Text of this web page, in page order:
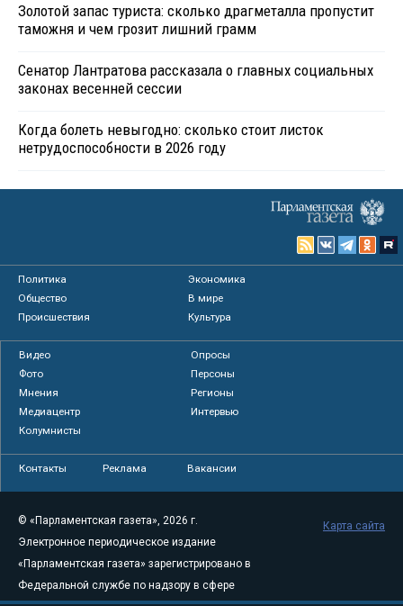
Золотой запас туриста: сколько драгметалла пропустит
таможня и чем грозит лишний грамм
Сенатор Лантратова рассказала о главных социальных
законах весенней сессии
Когда болеть невыгодно: сколько стоит листок
нетрудоспособности в 2026 году
Политика
Экономика
Общество
В мире
Происшествия
Культура
Видео
Опросы
Фото
Персоны
Мнения
Регионы
Медиацентр
Интервью
Колумнисты
Контакты Реклама Вакансии
© «Парламентская газета», 2026 г.
Электронное периодическое издание
«Парламентская газета» зарегистрировано в
Федеральной службе по надзору в сфере
Карта сайта